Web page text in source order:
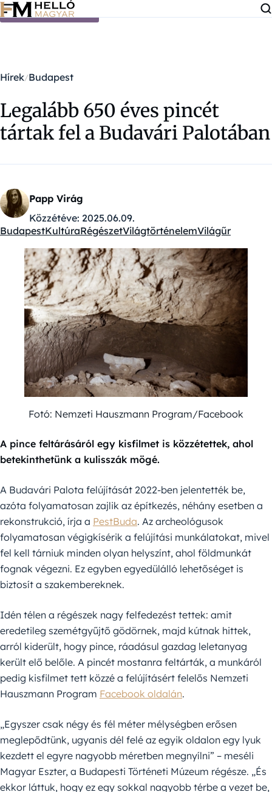
Ugrás a tartalomra
Hírek Budapest
Legalább 650 éves pincét
tártak fel a Budavári Palotában
Papp Virág
Közzétéve: 2025.06.09.
Kategóriák:
BudapestKultúraRégészetVilágtörténelemVilágűr
Fotó: Nemzeti Hauszmann Program/Facebook
A pince feltárásáról egy kisfilmet is közzétettek, ahol
betekinthetünk a kulisszák mögé.
A Budavári Palota felújítását 2022-ben jelentették be,
azóta folyamatosan zajlik az építkezés, néhány esetben a
rekonstrukció, írja a PestBuda. Az archeológusok
folyamatosan végigkísérik a felújítási munkálatokat, mivel
fel kell tárniuk minden olyan helyszínt, ahol földmunkát
fognak végezni. Ez egyben egyedülálló lehetőséget is
biztosít a szakembereknek.
Idén télen a régészek nagy felfedezést tettek: amit
eredetileg szemétgyűjtő gödörnek, majd kútnak hittek,
arról kiderült, hogy pince, ráadásul gazdag leletanyag
került elő belőle. A pincét mostanra feltárták, a munkáról
pedig kisfilmet tett közzé a felújításért felelős Nemzeti
Hauszmann Program Facebook oldalán.
„Egyszer csak négy és fél méter mélységben erősen
meglepődtünk, ugyanis dél felé az egyik oldalon egy lyuk
kezdett el egyre nagyobb méretben megnyílni” – meséli
Magyar Eszter, a Budapesti Történeti Múzeum régésze. „És
ekkor láttuk, hogy ez egy sokkal nagyobb térbe a vezet be,